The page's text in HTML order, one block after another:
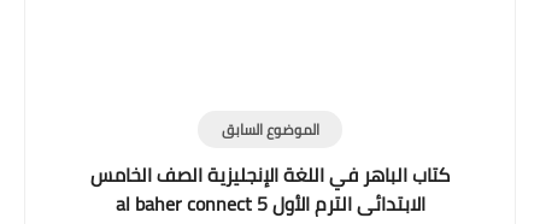
الموضوع السابق
كتاب الباهر في اللغة الإنجليزية الصف الخامس
الابتدائى الترم الأول al baher connect 5